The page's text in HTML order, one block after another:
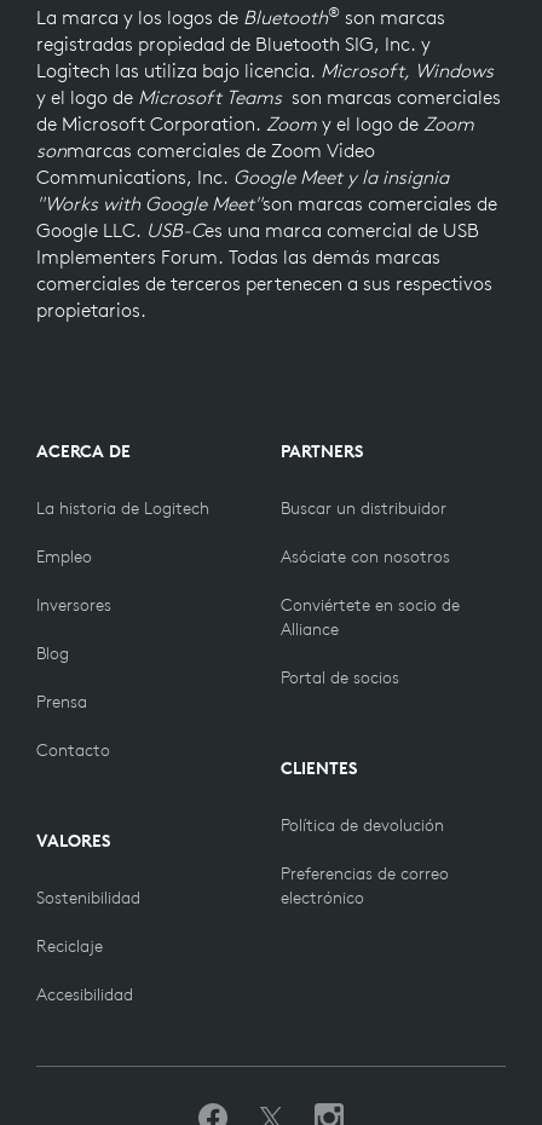
La marca y los logos de Bluetooth® son marcas
registradas propiedad de Bluetooth SIG, Inc. y
Logitech las utiliza bajo licencia. Microsoft, Windows
y el logo de Microsoft Teams son marcas comerciales
de Microsoft Corporation. Zoom y el logo de Zoom
sonmarcas comerciales de Zoom Video
Communications, Inc. Google Meet y la insignia
"Works with Google Meet"son marcas comerciales de
Google LLC. USB-Ces una marca comercial de USB
Implementers Forum. Todas las demás marcas
comerciales de terceros pertenecen a sus respectivos
propietarios.
ACERCA DE
La historia de Logitech
Empleo
Inversores
Blog
Prensa
Contacto
VALORES
Sostenibilidad
Reciclaje
Accesibilidad
PARTNERS
Buscar un distribuidor
Asóciate con nosotros
Conviértete en socio de
Alliance
Portal de socios
CLIENTES
Política de devolución
Preferencias de correo
electrónico